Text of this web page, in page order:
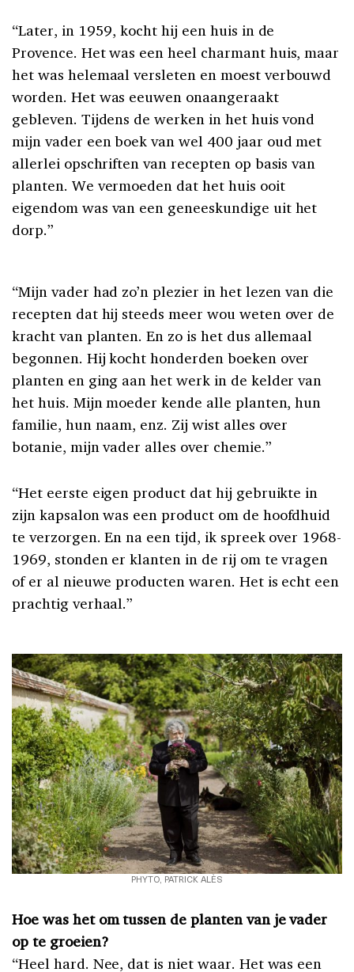
“Later, in 1959, kocht hij een huis in de
Provence. Het was een heel charmant huis, maar
het was helemaal versleten en moest verbouwd
worden. Het was eeuwen onaangeraakt
gebleven. Tijdens de werken in het huis vond
mijn vader een boek van wel 400 jaar oud met
allerlei opschriften van recepten op basis van
planten. We vermoeden dat het huis ooit
eigendom was van een geneeskundige uit het
dorp.”
“Mijn vader had zo’n plezier in het lezen van die
recepten dat hij steeds meer wou weten over de
kracht van planten. En zo is het dus allemaal
begonnen. Hij kocht honderden boeken over
planten en ging aan het werk in de kelder van
het huis. Mijn moeder kende alle planten, hun
familie, hun naam, enz. Zij wist alles over
botanie, mijn vader alles over chemie.”
“Het eerste eigen product dat hij gebruikte in
zijn kapsalon was een product om de hoofdhuid
te verzorgen. En na een tijd, ik spreek over 1968-
1969, stonden er klanten in de rij om te vragen
of er al nieuwe producten waren. Het is echt een
prachtig verhaal.”
PHYTO, PATRICK ALÈS
Hoe was het om tussen de planten van je vader
op te groeien?
“Heel hard. Nee, dat is niet waar. Het was een